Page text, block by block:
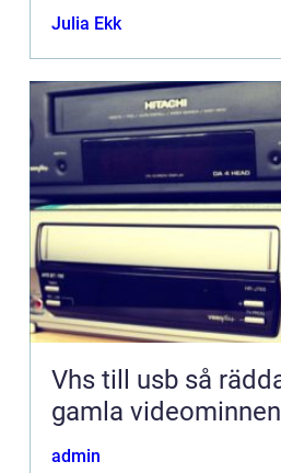
Julia Ekk
Vhs till usb så räddar du dina
gamla videominnen
admin